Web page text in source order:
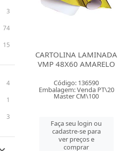
3
74
15
4
1
3
CARTOLINA LAMINADA
VMP 48X60 AMARELO
Código: 136590
Embalagem: Venda PT\20
Master CM\100
Faça seu login ou
cadastre-se para
ver preços e
comprar